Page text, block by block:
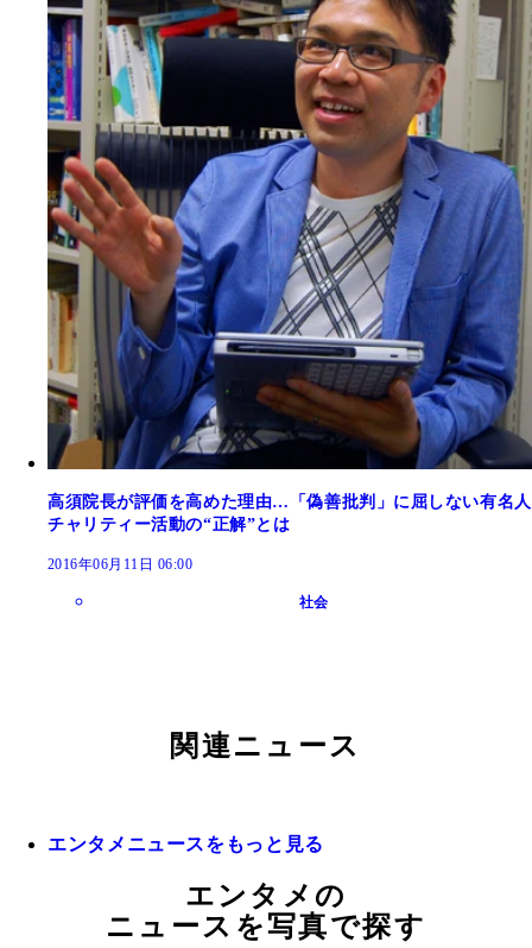
高須院長が評価を高めた理由…「偽善批判」に屈しない有名人
チャリティー活動の“正解”とは
2016年06月11日 06:00
社会
関連ニュース
エンタメニュースをもっと見る
エンタメの
ニュースを写真で探す